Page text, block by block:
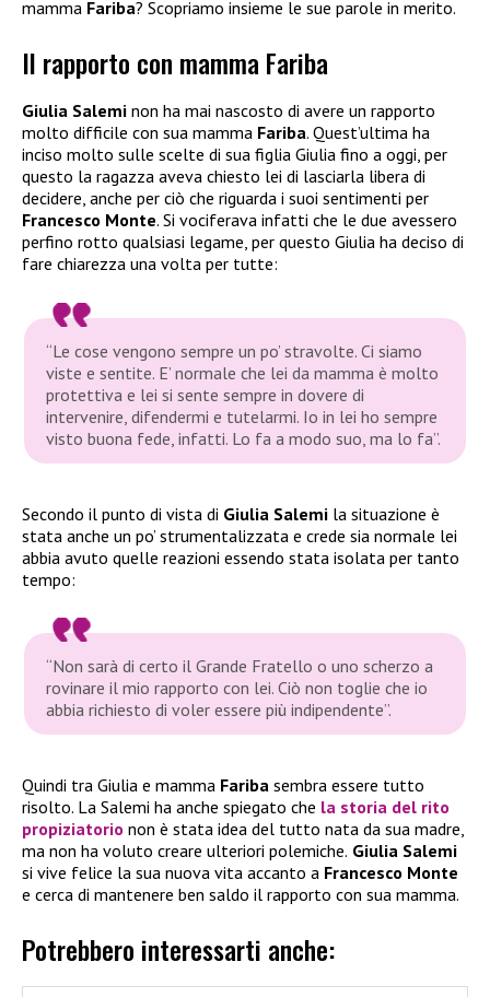
mamma Fariba? Scopriamo insieme le sue parole in merito.
Il rapporto con mamma Fariba
Giulia Salemi non ha mai nascosto di avere un rapporto
molto difficile con sua mamma Fariba. Quest’ultima ha
inciso molto sulle scelte di sua figlia Giulia fino a oggi, per
questo la ragazza aveva chiesto lei di lasciarla libera di
decidere, anche per ciò che riguarda i suoi sentimenti per
Francesco Monte. Si vociferava infatti che le due avessero
perfino rotto qualsiasi legame, per questo Giulia ha deciso di
fare chiarezza una volta per tutte:
“Le cose vengono sempre un po’ stravolte. Ci siamo
viste e sentite. E’ normale che lei da mamma è molto
protettiva e lei si sente sempre in dovere di
intervenire, difendermi e tutelarmi. Io in lei ho sempre
visto buona fede, infatti. Lo fa a modo suo, ma lo fa”.
Secondo il punto di vista di Giulia Salemi la situazione è
stata anche un po’ strumentalizzata e crede sia normale lei
abbia avuto quelle reazioni essendo stata isolata per tanto
tempo:
“Non sarà di certo il Grande Fratello o uno scherzo a
rovinare il mio rapporto con lei. Ciò non toglie che io
abbia richiesto di voler essere più indipendente”.
Quindi tra Giulia e mamma Fariba sembra essere tutto
risolto. La Salemi ha anche spiegato che la storia del rito
propiziatorio non è stata idea del tutto nata da sua madre,
ma non ha voluto creare ulteriori polemiche. Giulia Salemi
si vive felice la sua nuova vita accanto a Francesco Monte
e cerca di mantenere ben saldo il rapporto con sua mamma.
Potrebbero interessarti anche: